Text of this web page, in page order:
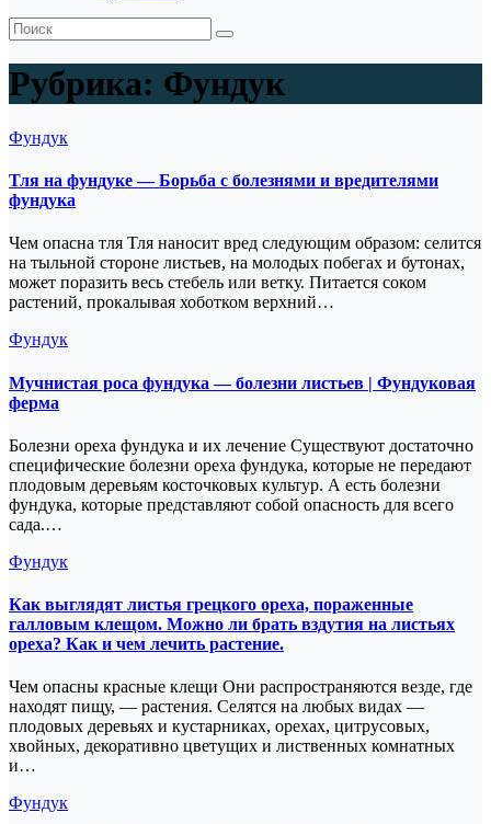
Рубрика: Фундук
Фундук
Тля на фундуке — Борьба с болезнями и вредителями
фундука
Чем опасна тля Тля наносит вред следующим образом: селится
на тыльной стороне листьев, на молодых побегах и бутонах,
может поразить весь стебель или ветку. Питается соком
растений, прокалывая хоботком верхний…
Фундук
Мучнистая роса фундука — болезни листьев | Фундуковая
ферма
Болезни ореха фундука и их лечение Существуют достаточно
специфические болезни ореха фундука, которые не передают
плодовым деревьям косточковых культур. А есть болезни
фундука, которые представляют собой опасность для всего
сада.…
Фундук
Как выглядят листья грецкого ореха, пораженные
галловым клещом. Можно ли брать вздутия на листьях
ореха? Как и чем лечить растение.
Чем опасны красные клещи Они распространяются везде, где
находят пищу, — растения. Селятся на любых видах —
плодовых деревьях и кустарниках, орехах, цитрусовых,
хвойных, декоративно цветущих и лиственных комнатных
и…
Фундук